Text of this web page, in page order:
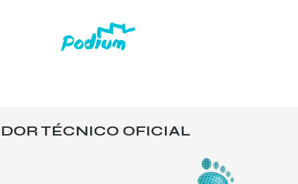
TÉCNICO OFICIAL